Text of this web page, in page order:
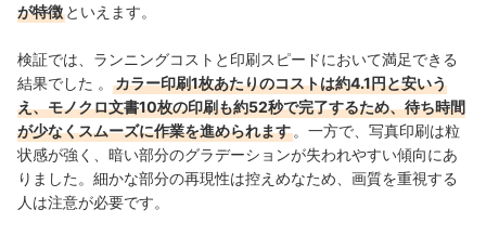
が特徴 といえます。
検証では、ランニングコストと印刷スピードにおいて満足できる
結果でした 。
カラー印刷1枚あたりのコストは約4.1円と安いう
え、モノクロ文書10枚の印刷も約52秒で完了するため、待ち時間
が少なくスムーズに作業を進められます 。一方で、写真印刷は粒
状感が強く、暗い部分のグラデーションが失われやすい傾向にあ
りました。細かな部分の再現性は控えめなため、画質を重視する
人は注意が必要です。